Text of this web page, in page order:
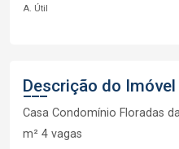
A. Útil
Descrição do Imóvel
Casa Condomínio Floradas
m² 4 vagas